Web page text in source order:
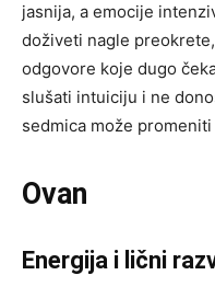
jasnija, a emocije
doživeti nagle
odgovore koje dugo
slušati intuiciju i ne
sedmica može
Ovan
Energija i lični